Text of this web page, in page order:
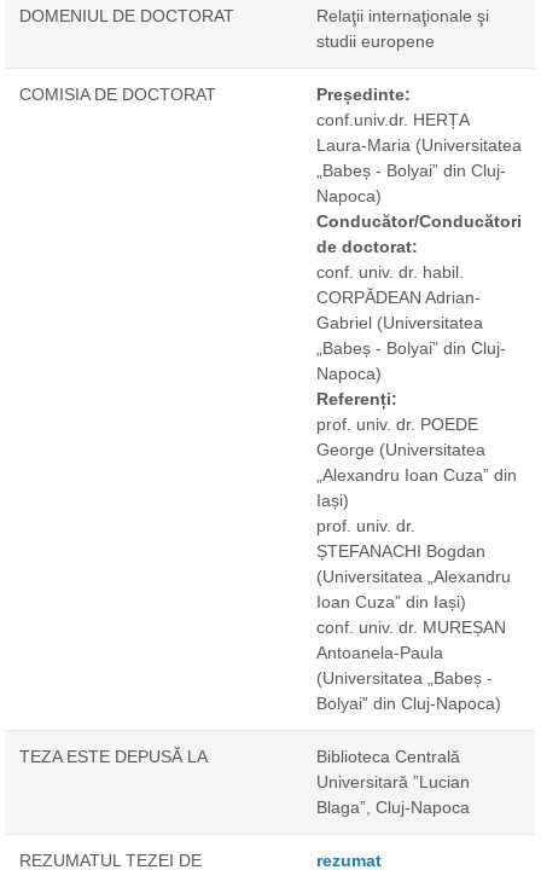
DOMENIUL DE DOCTORAT
Relaţii internaţionale şi
studii europene
COMISIA DE DOCTORAT
Președinte:
conf.univ.dr. HERȚA
Laura-Maria (Universitatea
„Babeș - Bolyai” din Cluj-
Napoca)
Conducător/Conducători
de doctorat:
conf. univ. dr. habil.
CORPĂDEAN Adrian-
Gabriel (Universitatea
„Babeș - Bolyai” din Cluj-
Napoca)
Referenți:
prof. univ. dr. POEDE
George (Universitatea
„Alexandru Ioan Cuza” din
Iași)
prof. univ. dr.
ȘTEFANACHI Bogdan
(Universitatea „Alexandru
Ioan Cuza” din Iași)
conf. univ. dr. MUREȘAN
Antoanela-Paula
(Universitatea „Babeș -
Bolyai” din Cluj-Napoca)
TEZA ESTE DEPUSĂ LA
Biblioteca Centrală
Universitară ”Lucian
Blaga”, Cluj-Napoca
REZUMATUL TEZEI DE rezumat